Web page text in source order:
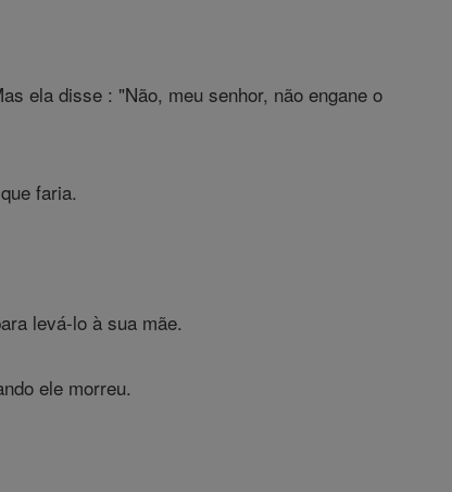
ela disse : "Não, meu senhor, não engane o
faria.
levá-lo à sua mãe.
ele morreu.